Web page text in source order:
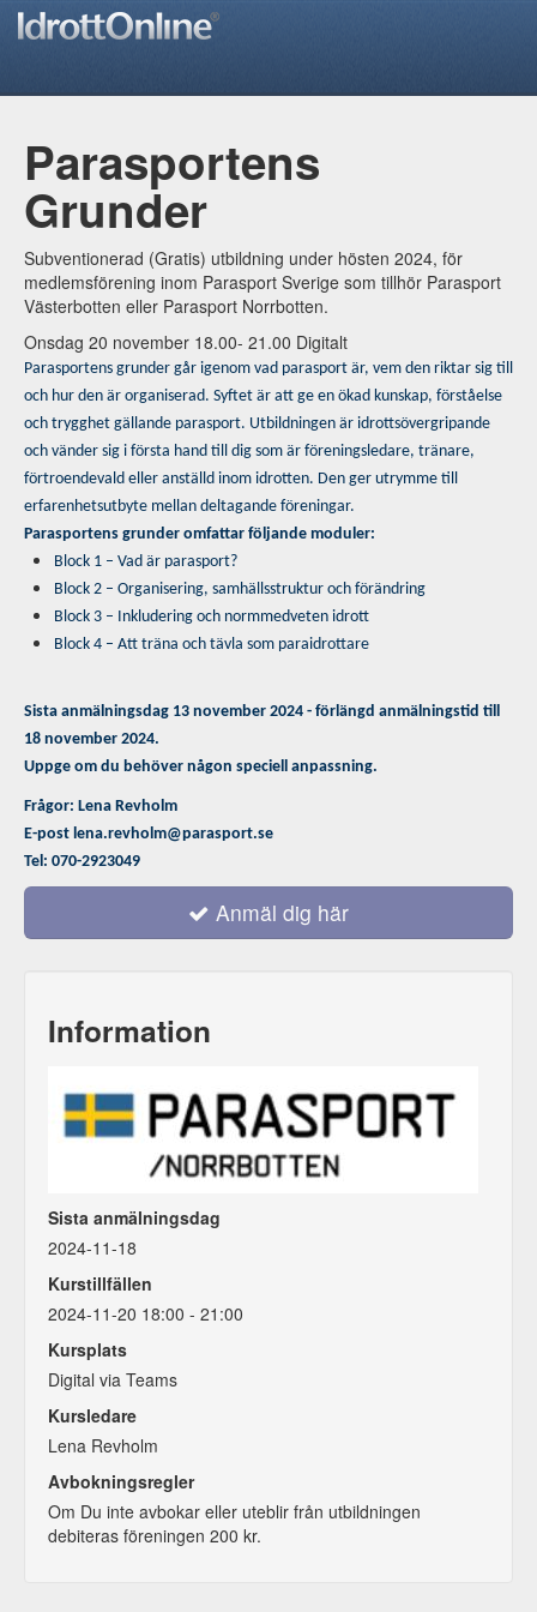
Parasportens
Grunder
Subventionerad (Gratis) utbildning under hösten 2024, för
medlemsförening inom Parasport Sverige som tillhör Parasport
Västerbotten eller Parasport Norrbotten.
Onsdag 20 november 18.00- 21.00 Digitalt
Parasportens grunder går igenom vad parasport är, vem den riktar sig till
och hur den är organiserad. Syftet är att ge en ökad kunskap, förståelse
och trygghet gällande parasport. Utbildningen är idrottsövergripande
och vänder sig i första hand till dig som är föreningsledare, tränare,
förtroendevald eller anställd inom idrotten. Den ger utrymme till
erfarenhetsutbyte mellan deltagande föreningar.
Parasportens grunder omfattar följande moduler:
Block 1 – Vad är parasport?
Block 2 – Organisering, samhällsstruktur och förändring
Block 3 – Inkludering och normmedveten idrott
Block 4 – Att träna och tävla som paraidrottare
Sista anmälningsdag 13 november 2024 - förlängd anmälningstid till
18 november 2024.
Uppge om du behöver någon speciell anpassning.
Frågor: Lena Revholm
E-post lena.revholm@parasport.se
Tel: 070-2923049
Anmäl dig här
Information
Sista anmälningsdag
2024-11-18
Kurstillfällen
2024-11-20 18:00 - 21:00
Kursplats
Digital via Teams
Kursledare
Lena Revholm
Avbokningsregler
Om Du inte avbokar eller uteblir från utbildningen
debiteras föreningen 200 kr.